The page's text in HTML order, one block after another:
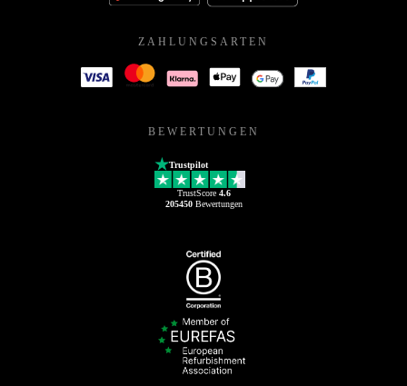
ZAHLUNGSARTEN
BEWERTUNGEN
Trustpilot
TrustScore 4.6
205450Bewertungen